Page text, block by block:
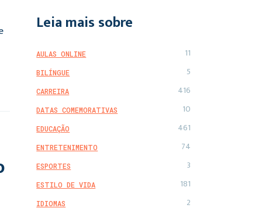
Leia mais sobre
AULAS ONLINE 11
BILÍNGUE 5
CARREIRA 416
DATAS COMEMORATIVAS 10
EDUCAÇÃO 461
ENTRETENIMENTO 74
ESPORTES 3
ESTILO DE VIDA 181
IDIOMAS 2